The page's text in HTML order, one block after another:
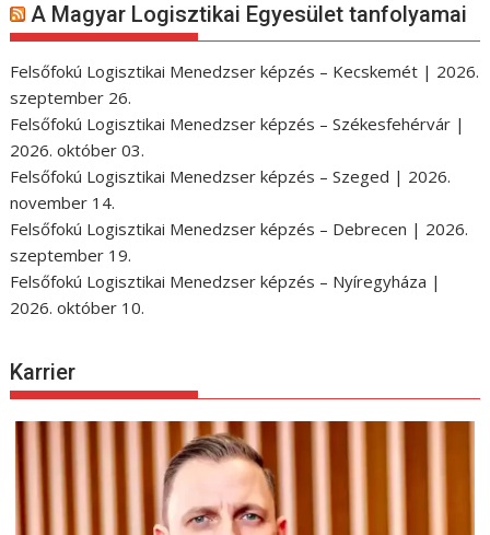
A Magyar Logisztikai Egyesület tanfolyamai
Felsőfokú Logisztikai Menedzser képzés – Kecskemét | 2026.
szeptember 26.
Felsőfokú Logisztikai Menedzser képzés – Székesfehérvár |
2026. október 03.
Felsőfokú Logisztikai Menedzser képzés – Szeged | 2026.
november 14.
Felsőfokú Logisztikai Menedzser képzés – Debrecen | 2026.
szeptember 19.
Felsőfokú Logisztikai Menedzser képzés – Nyíregyháza |
2026. október 10.
Karrier